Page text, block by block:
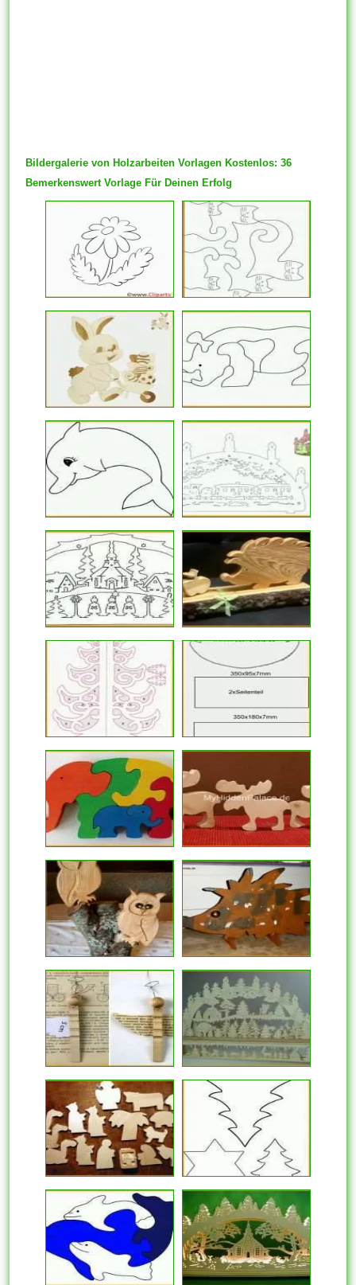
Bildergalerie von Holzarbeiten Vorlagen Kostenlos: 36
Bemerkenswert Vorlage Für Deinen Erfolg